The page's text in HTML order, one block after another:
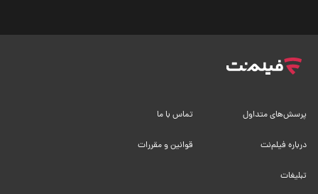
پرسش‌های متداول تماس با ما
درباره فیلم‌نت قوانین و مقررات
تبلیغات